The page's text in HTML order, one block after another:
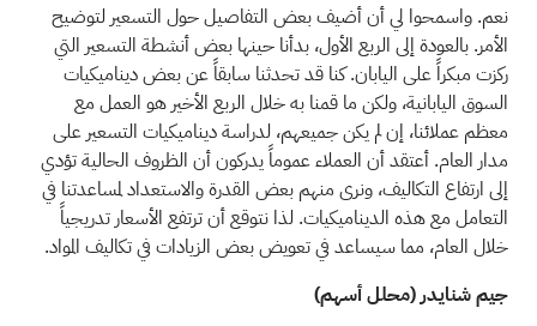
نعم. واسمحوا لي أن أضيف بعض التفاصيل حول التسعير لتوضيح
الأمر. بالعودة إلى الربع الأول، بدأنا حينها بعض أنشطة التسعير التي
ركزت مبكراً على اليابان. كنا قد تحدثنا سابقاً عن بعض ديناميكيات
السوق اليابانية، ولكن ما قمنا به خلال الربع الأخير هو العمل مع
معظم عملائنا، إن لم يكن جميعهم، لدراسة ديناميكيات التسعير على
مدار العام. أعتقد أن العملاء عموماً يدركون أن الظروف الحالية تؤدي
إلى ارتفاع التكاليف، ونرى منهم بعض القدرة والاستعداد لمساعدتنا في
التعامل مع هذه الديناميكيات. لذا نتوقع أن ترتفع الأسعار تدريجياً
خلال العام، مما سيساعد في تعويض بعض الزيادات في تكاليف المواد.
جيم شنايدر (محلل أسهم)